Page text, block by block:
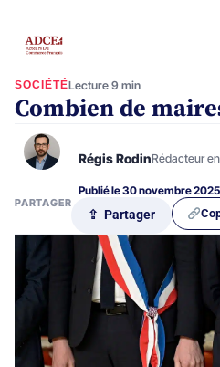
SOCIÉTÉLecture 9 min
Combien de
Régis RodinRédacteur
Publié le 30 novembre
PARTAGER
⇪ Partager